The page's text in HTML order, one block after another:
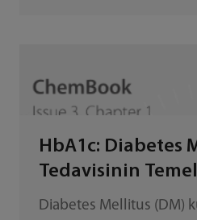
HbA1c: Diabetes
Tedavisinin
Diabetes Mellitus (DM)